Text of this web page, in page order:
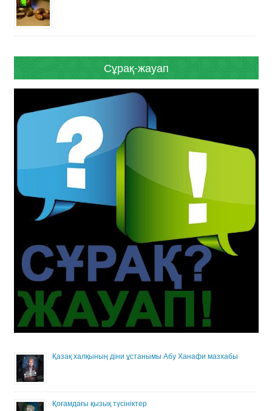
Сұрақ-жауап
Қазақ халқының діни ұстанымы Абу Ханафи мазхабы
Қоғамдағы қызық түсініктер